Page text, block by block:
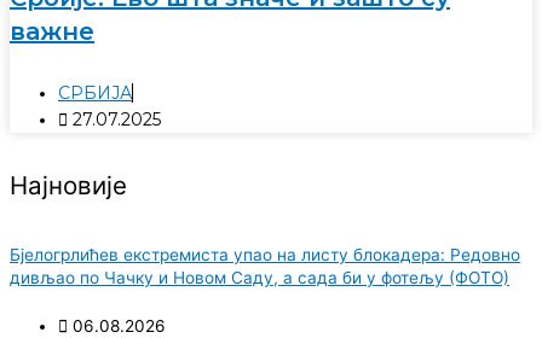
важне
СРБИЈА
27.07.2025
Најновије
Бјелогрлићев екстремиста упао на листу блокадера: Редовно
дивљао по Чачку и Новом Саду, а сада би у фотељу (ФОТО)
06.08.2026